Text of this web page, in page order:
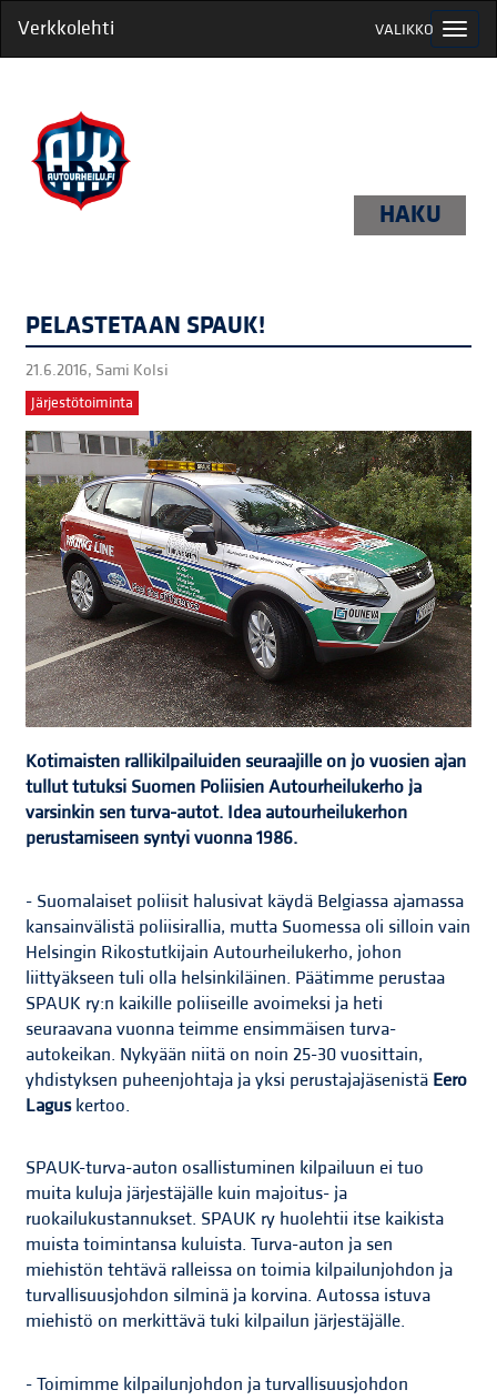
VALIKKO
Verkkolehti
HAKU
PELASTETAAN SPAUK!
21.6.2016, Sami Kolsi
Järjestötoiminta
Kotimaisten rallikilpailuiden seuraajille on jo vuosien ajan
tullut tutuksi Suomen Poliisien Autourheilukerho ja
varsinkin sen turva-autot. Idea autourheilukerhon
perustamiseen syntyi vuonna 1986.
- Suomalaiset poliisit halusivat käydä Belgiassa ajamassa
kansainvälistä poliisirallia, mutta Suomessa oli silloin vain
Helsingin Rikostutkijain Autourheilukerho, johon
liittyäkseen tuli olla helsinkiläinen. Päätimme perustaa
SPAUK ry:n kaikille poliiseille avoimeksi ja heti
seuraavana vuonna teimme ensimmäisen turva-
autokeikan. Nykyään niitä on noin 25-30 vuosittain,
yhdistyksen puheenjohtaja ja yksi perustajajäsenistä Eero
Laguskertoo.
SPAUK-turva-auton osallistuminen kilpailuun ei tuo
muita kuluja järjestäjälle kuin majoitus- ja
ruokailukustannukset. SPAUK ry huolehtii itse kaikista
muista toimintansa kuluista. Turva-auton ja sen
miehistön tehtävä ralleissa on toimia kilpailunjohdon ja
turvallisuusjohdon silminä ja korvina. Autossa istuva
miehistö on merkittävä tuki kilpailun järjestäjälle.
- Toimimme kilpailunjohdon ja turvallisuusjohdon